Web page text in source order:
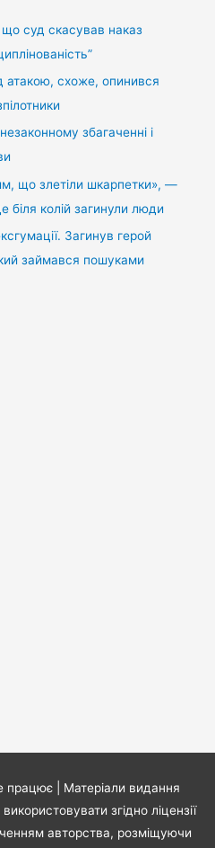
суд скасував наказ
атакою, схоже, опинився
збагаченні і
що злетіли шкарпетки», —
біля колій загинули люди
Загинув герой
займався пошуками
працює| Матеріали видання
згідно ліцензії
авторства, розміщуючи